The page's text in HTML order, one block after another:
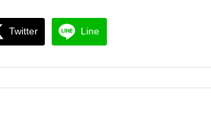
Twitter Line